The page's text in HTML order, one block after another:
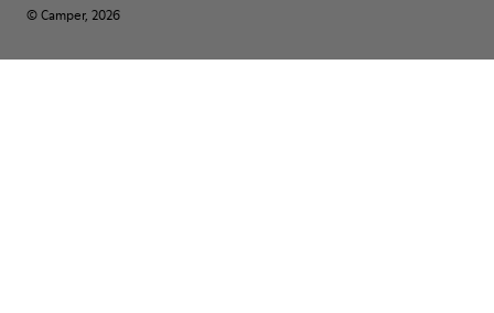
© Camper, 2026